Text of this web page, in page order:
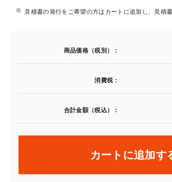
見積書の発行をご希望の方はカートに追加し、見積
商品価格（税別）：
消費税：
合計金額（税込）：
カートに追加す